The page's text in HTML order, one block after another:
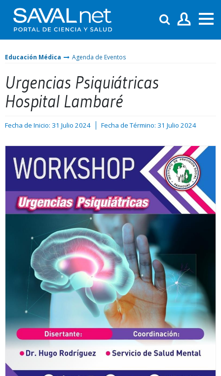
Educación Médica Agenda de Eventos
Urgencias Psiquiátricas
Hospital Lambaré
Fecha de Inicio: 31 Julio 2024 Fecha de Término: 31 Julio 2024